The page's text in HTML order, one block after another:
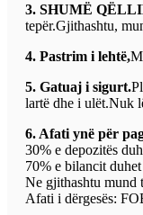
3. SHUMË
tepër.Gjithashtu,
4. Pastrim i lehtë,
5. Gatuaj i sigurt.
lartë dhe i ulët.Nuk
6. Afati ynë për
30% e depozitës
70% e bilancit
Ne gjithashtu mund
Afati i dërgesës: